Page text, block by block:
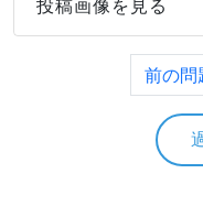
投稿画像を見る
前の問